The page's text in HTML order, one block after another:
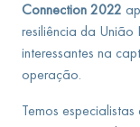
Connection 2022
resiliência da União
interessantes na
operação.
Temos